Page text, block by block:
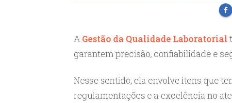
A Gestão da Qualidade Laboratorial
garantem precisão, confiabilidade e
Nesse sentido, ela envolve itens que
regulamentações e a excelência no